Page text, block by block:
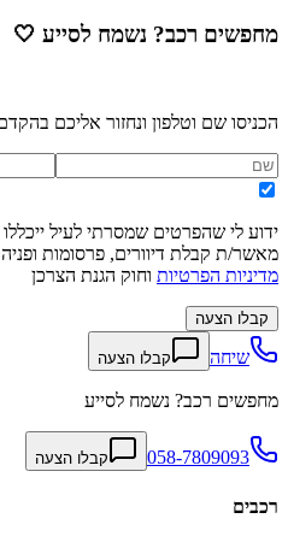
מחפשים רכב? נשמח לסייע 🤍
הכניסו שם וטלפון ונחזור אליכם
ידוע לי שהפרטים שמסרתי לעיל
מאשר/ת קבלת דיוורים, פרסומות
מדיניות הפרטיות וחוק הגנת הצרכן
קבלו הצעה
שיחה קבלו הצעה
מחפשים רכב? נשמח לסייע
058-7809093 קבלו הצעה
רכבים